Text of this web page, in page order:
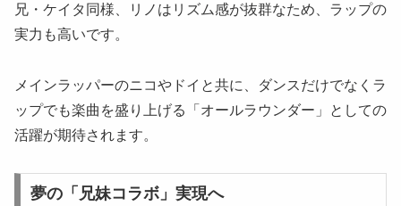
兄・ケイタ同様、リノはリズム感が抜群なため、ラップの
実力も高いです。
メインラッパーのニコやドイと共に、ダンスだけでなくラ
ップでも楽曲を盛り上げる「オールラウンダー」としての
活躍が期待されます。
夢の「兄妹コラボ」実現へ